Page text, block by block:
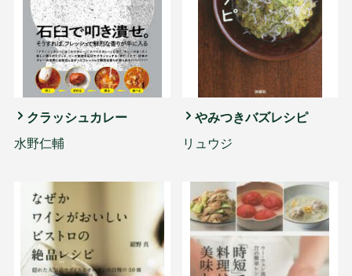
クラッシュカレー
水野仁輔
やみつきバズレシピ
リュウジ